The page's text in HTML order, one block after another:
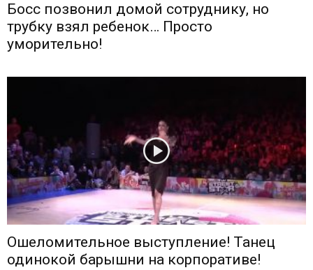
Босс позвонил домой сотруднику, но
трубку взял ребенок… Просто
уморительно!
Ошеломительное выступление! Танец
одинокой барышни на корпоративе!